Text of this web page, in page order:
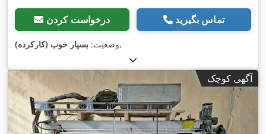
درخواست کردن تماس بگیرید
وضعیت: بسیار خوب (کارکرده) ,
آگهی کوچک